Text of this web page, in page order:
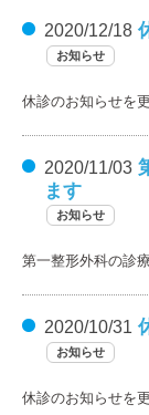
2020/12/18
お知らせ
休診のお知らせを
2020/11/03
ます
お知らせ
第一整形外科の診
2020/10/31
お知らせ
休診のお知らせを